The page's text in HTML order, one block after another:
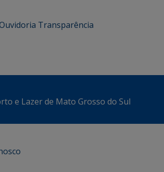
Transparência
e Lazer de Mato Grosso do Sul